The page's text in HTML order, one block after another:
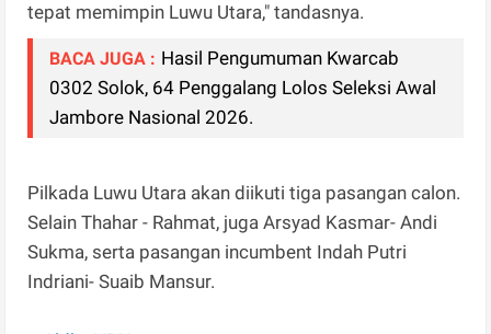
tepat memimpin Luwu Utara," tandasnya.
BACA JUGA : Hasil Pengumuman Kwarcab
0302 Solok, 64 Penggalang Lolos Seleksi Awal
Jambore Nasional 2026.
Pilkada Luwu Utara akan diikuti tiga pasangan calon.
Selain Thahar - Rahmat, juga Arsyad Kasmar- Andi
Sukma, serta pasangan incumbent Indah Putri
Indriani- Suaib Mansur.